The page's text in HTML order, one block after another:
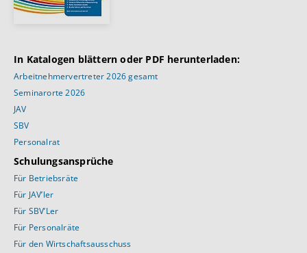
In Katalogen blättern oder PDF herunterladen:
Arbeitnehmervertreter 2026 gesamt
Seminarorte 2026
JAV
SBV
Personalrat
Schulungsansprüche
Für Betriebsräte
Für JAV’ler
Für SBV’Ler
Für Personalräte
Für den Wirtschaftsausschuss